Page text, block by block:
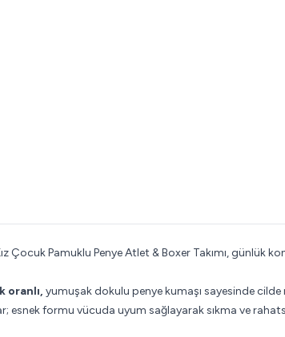
Çocuk Pamuklu Penye Atlet & Boxer Takımı, günlük
oranlı, yumuşak dokulu penye kumaşı sayesinde
esnek formu vücuda uyum sağlayarak sıkma ve